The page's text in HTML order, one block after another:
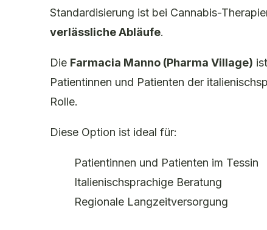
Standardisierung ist bei Cannabis-
verlässliche Abläufe.
Die Farmacia Manno (Pharma Village)
Patientinnen und Patienten der
Rolle.
Diese Option ist ideal für:
Patientinnen und Patienten im Tessin
Italienischsprachige Beratung
Regionale Langzeitversorgung